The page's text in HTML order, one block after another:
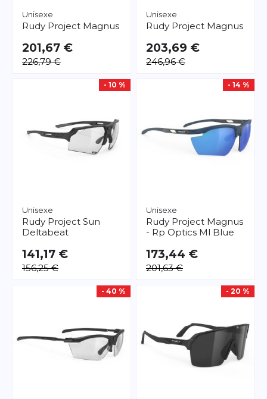
Unisexe
Rudy Project Magnus
201,67 €
226,79 €
Unisexe
Rudy Project Magnus
203,69 €
246,96 €
- 10 %
Unisexe
Rudy Project Sun
Deltabeat
141,17 €
156,25 €
- 14 %
Unisexe
Rudy Project Magnus
- Rp Optics Ml Blue
173,44 €
201,63 €
- 40 % - 20 %